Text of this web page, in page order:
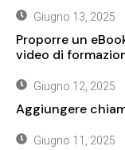
Giugno 13, 2025
Proporre un
video di
Giugno 12, 2025
Aggiungere
Giugno 11, 2025